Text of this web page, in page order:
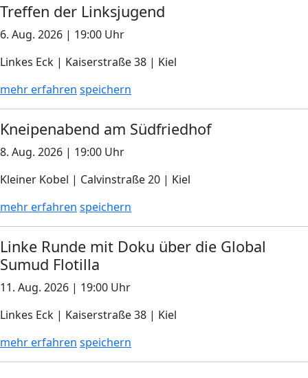
Treffen der Linksjugend
6. Aug. 2026 | 19:00 Uhr
Linkes Eck | Kaiserstraße 38 | Kiel
mehr erfahren speichern
Kneipenabend am Südfriedhof
8. Aug. 2026 | 19:00 Uhr
Kleiner Kobel | Calvinstraße 20 | Kiel
mehr erfahren speichern
Linke Runde mit Doku über die Global
Sumud Flotilla
11. Aug. 2026 | 19:00 Uhr
Linkes Eck | Kaiserstraße 38 | Kiel
mehr erfahren speichern